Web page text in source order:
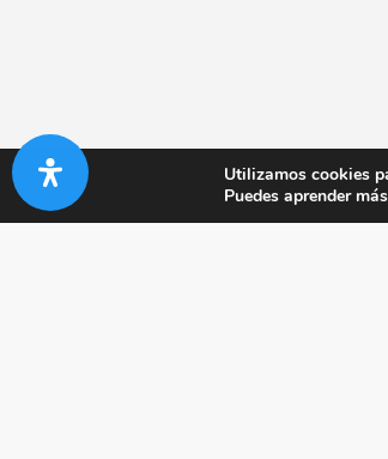
Utilizamos cookies
Puedes aprender